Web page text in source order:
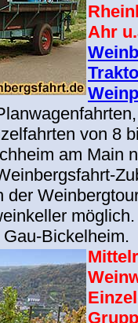
Ahr
von 8
am Main
Bickelheim.